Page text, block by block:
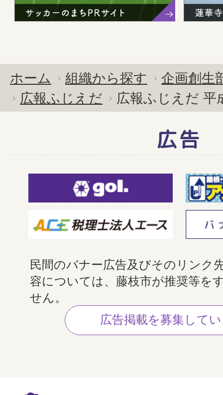
ホーム 組織から探す
企画創生
広報ふじえだ
広報ふじえだ 平
広告
民間のバナー広告及びそのリンク
容については、藤枝市が推奨等を
せん。
広告掲載を募集して